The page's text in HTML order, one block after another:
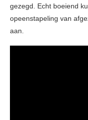
gezegd. Echt boeiend
opeenstapeling van
aan.